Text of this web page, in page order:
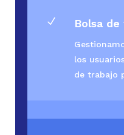
N Bolsa
los
de trabajo